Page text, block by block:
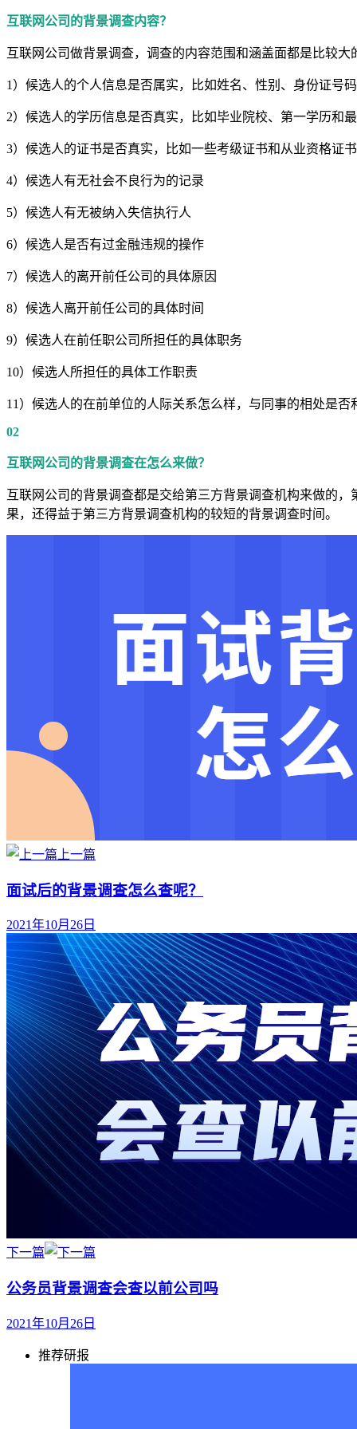
互联网公司的背景调查内容？
互联网公司做背景调查，调查的内容范围和涵盖面都是比较
1）候选人的个人信息是否属实，比如姓名、性别、身份证号
2）候选人的学历信息是否真实，比如毕业院校、第一学历和
3）候选人的证书是否真实，比如一些考级证书和从业资格证书
4）候选人有无社会不良行为的记录
5）候选人有无被纳入失信执行人
6）候选人是否有过金融违规的操作
7）候选人的离开前任公司的具体原因
8）候选人离开前任公司的具体时间
9）候选人在前任职公司所担任的具体职务
10）候选人所担任的具体工作职责
11）候选人的在前单位的人际关系怎么样，与同事的相处是否
02
互联网公司的背景调查在怎么来做？
互联网公司的背景调查都是交给第三方背景调查机构来做的
果，还得益于第三方背景调查机构的较短的背景调查时间。
上一篇
面试后的背景调查怎么查呢？
2021年10月26日
下一篇
公务员背景调查会查以前公司吗
2021年10月26日
推荐研报